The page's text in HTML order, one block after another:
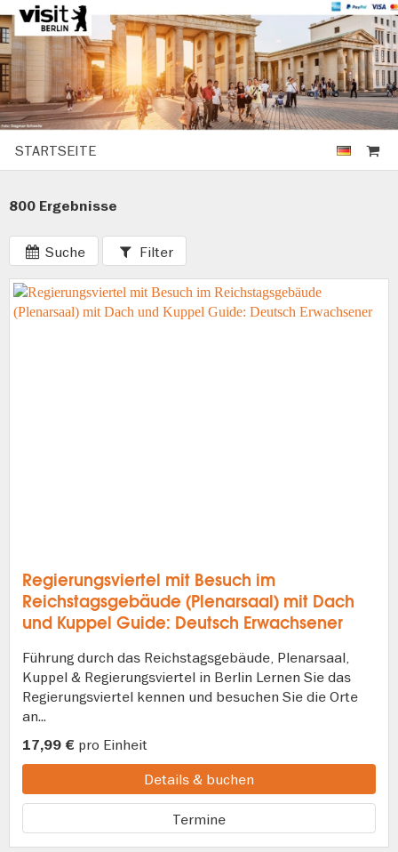
STARTSEITE
800 Ergebnisse
Suche Filter
Regierungsviertel mit Besuch im
Reichstagsgebäude (Plenarsaal) mit Dach
und Kuppel Guide: Deutsch Erwachsener
Führung durch das Reichstagsgebäude, Plenarsaal,
Kuppel & Regierungsviertel in Berlin Lernen Sie das
Regierungsviertel kennen und besuchen Sie die Orte
an...
17,99 € pro Einheit
Details & buchen
Termine